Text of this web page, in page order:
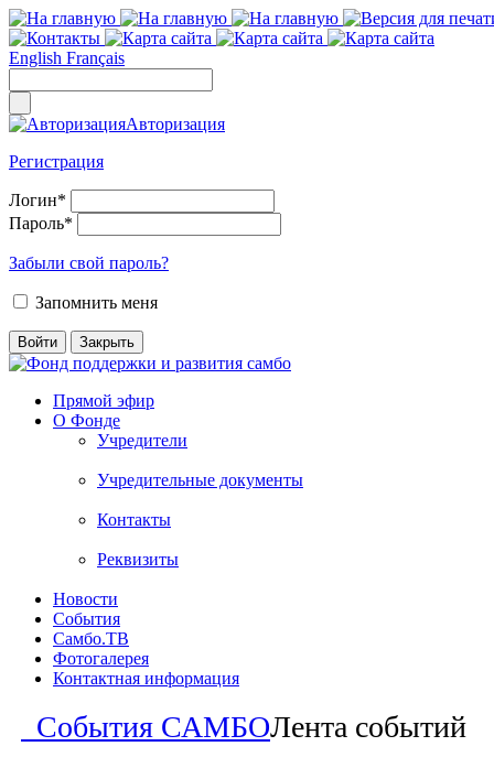
English Français
Авторизация
Регистрация
Логин*
Пароль*
Забыли свой пароль?
Запомнить меня
Прямой эфир
О Фонде
Учредители
Учредительные документы
Контакты
Реквизиты
Новости
События
Самбо.ТВ
Фотогалерея
Контактная информация
События САМБОЛента событий